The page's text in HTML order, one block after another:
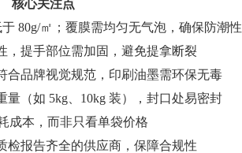
核心关注点
80g/㎡；覆膜需均匀无气泡，确保防潮性
，提手部位需加固，避免提拿断裂
合品牌视觉规范，印刷油墨需环保无毒
量（如 5kg、10kg 装），封口处易密封
成本，而非只看单袋价格
检报告齐全的供应商，保障合规性